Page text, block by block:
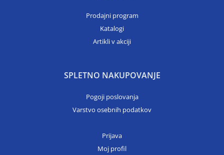
Prodajni program
Katalogi
Artikli v akciji
SPLETNO NAKUPOVANJE
Pogoji poslovanja
Varstvo osebnih podatkov
Prijava
Moj profil